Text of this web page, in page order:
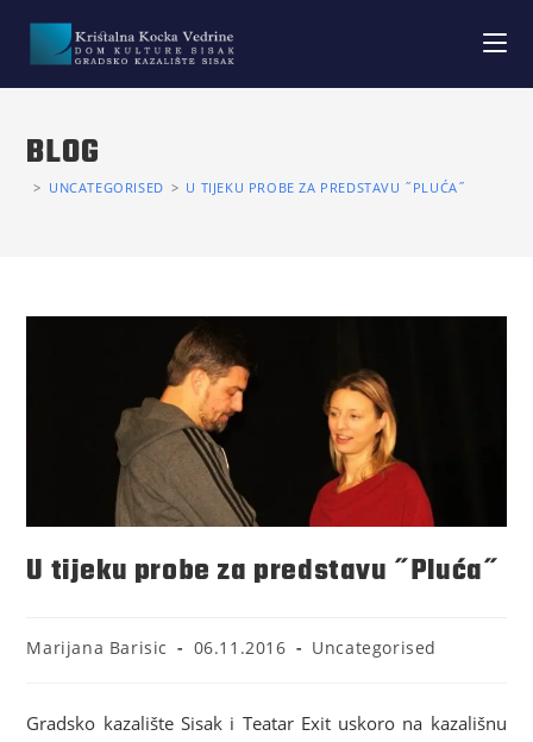
BLOG
> UNCATEGORISED > U TIJEKU PROBE ZA PREDSTAVU ˝PLUĆA˝
U tijeku probe za predstavu ˝Pluća˝
Marijana Barisic 06.11.2016 Uncategorised
Gradsko kazalište Sisak i Teatar Exit uskoro na kazališnu